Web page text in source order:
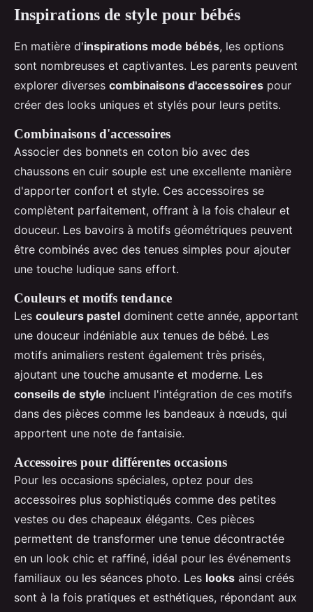
Inspirations de style pour bébés
En matière d'inspirations mode bébés, les options
sont nombreuses et captivantes. Les parents peuvent
explorer diverses combinaisons d'accessoires pour
créer des looks uniques et stylés pour leurs petits.
Combinaisons d'accessoires
Associer des bonnets en coton bio avec des
chaussons en cuir souple est une excellente manière
d'apporter confort et style. Ces accessoires se
complètent parfaitement, offrant à la fois chaleur et
douceur. Les bavoirs à motifs géométriques peuvent
être combinés avec des tenues simples pour ajouter
une touche ludique sans effort.
Couleurs et motifs tendance
Les couleurs pastel dominent cette année, apportant
une douceur indéniable aux tenues de bébé. Les
motifs animaliers restent également très prisés,
ajoutant une touche amusante et moderne. Les
conseils de style incluent l'intégration de ces motifs
dans des pièces comme les bandeaux à nœuds, qui
apportent une note de fantaisie.
Accessoires pour différentes occasions
Pour les occasions spéciales, optez pour des
accessoires plus sophistiqués comme des petites
vestes ou des chapeaux élégants. Ces pièces
permettent de transformer une tenue décontractée
en un look chic et raffiné, idéal pour les événements
familiaux ou les séances photo. Les looks ainsi créés
sont à la fois pratiques et esthétiques, répondant aux